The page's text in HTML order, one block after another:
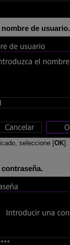
de usuario.
seleccione [OK].